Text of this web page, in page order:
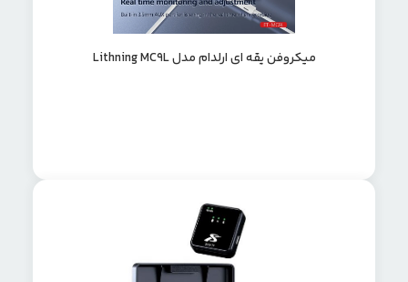
میکروفن یقه ای ارلدام مدل Lithning MC9L